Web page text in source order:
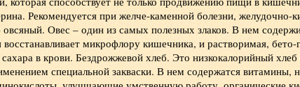
Рекомендуется при желче-каменной болезни,
овсяный. Овес – один из самых полезных злаков. В нем
восстанавливает микрофлору кишечника, и растворимая,
в крови. Бездрожжевой хлеб. Это низкокалорийный
специальной закваски. В нем содержатся витамины,